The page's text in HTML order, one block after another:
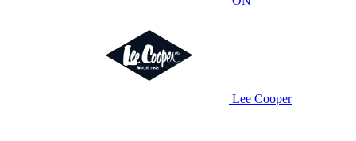
Lee Cooper